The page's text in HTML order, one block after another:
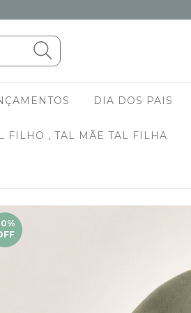
DIA DOS PAIS
FILHO , TAL MÃE TAL FILHA
%